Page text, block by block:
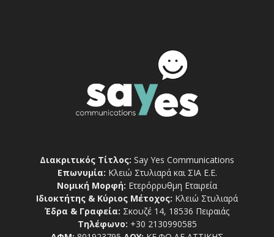
Διακριτικός Τίτλος: Say Yes Communications
Επωνυμία: Κλειώ Στυλιαρά και ΣΙΑ Ε.Ε.
Νομική Μορφή: Ετερόρρυθμη Εταιρεία
Ιδιοκτήτης & Κύριος Μέτοχος: Κλειώ Στυλιαρά
Έδρα & Γραφεία: Σκουζέ 14, 18536 Πειραιάς
Τηλέφωνο: +30 2130990585